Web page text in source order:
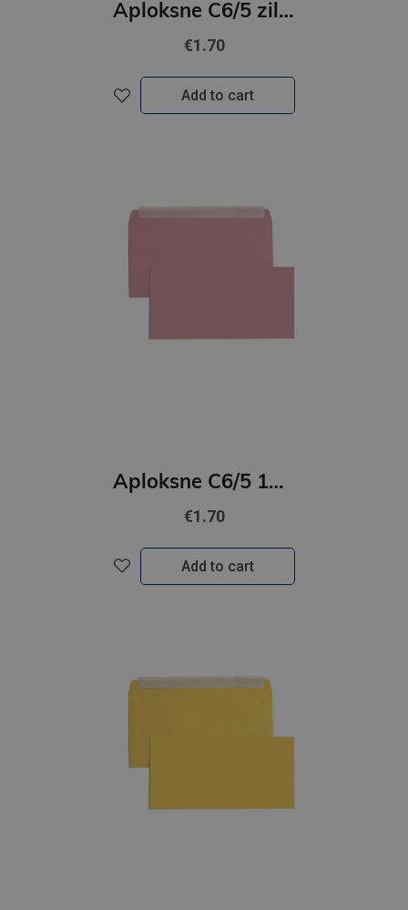
Aploksne C6/5 zila 10gab
€1.70
Add to cart
Aploksne C6/5 10 gab rozā
€1.70
Add to cart